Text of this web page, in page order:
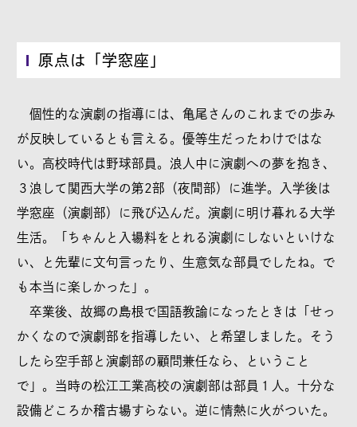
原点は「学窓座」
個性的な演劇の指導には、亀尾さんのこれまでの歩み
が反映しているとも言える。優等生だったわけではな
い。高校時代は野球部員。浪人中に演劇への夢を抱き、
３浪して関西大学の第2部（夜間部）に進学。入学後は
学窓座（演劇部）に飛び込んだ。演劇に明け暮れる大学
生活。「ちゃんと入場料をとれる演劇にしないといけな
い、と先輩に文句言ったり、生意気な部員でしたね。で
も本当に楽しかった」。
卒業後、故郷の島根で国語教諭になったときは「せっ
かくなので演劇部を指導したい、と希望しました。そう
したら空手部と演劇部の顧問兼任なら、ということ
で」。当時の松江工業高校の演劇部は部員１人。十分な
設備どころか稽古場すらない。逆に情熱に火がついた。